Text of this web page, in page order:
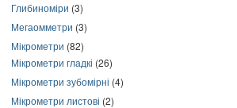
Глибиноміри (3)
Мегаомметри (3)
Мікрометри (82)
Мікрометри гладкі (26)
Мікрометри зубомірні (4)
Мікрометри листові (2)